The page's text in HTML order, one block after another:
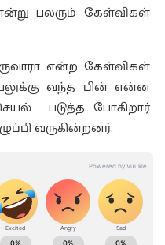
பலரும் கேள்விகள்
என்ற கேள்விகள்
வந்த பின் என்ன
படுத்த போகிறார்
வருகின்றனர்.